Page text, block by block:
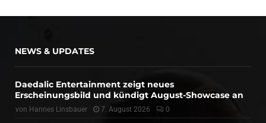
NEWS & UPDATES
Daedalic Entertainment zeigt neues
Erscheinungsbild und kündigt August-Showcase an
von Hannes Linsbauer 7. August 2026 0